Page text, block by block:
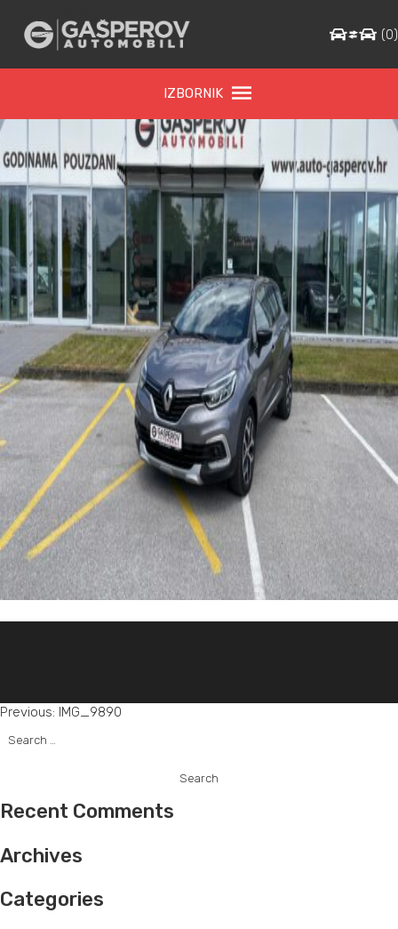
IZBORNIK
(0)
IMG_9890
Post
navigation
Previous: IMG_9890
for:
Recent Comments
Archives
Categories